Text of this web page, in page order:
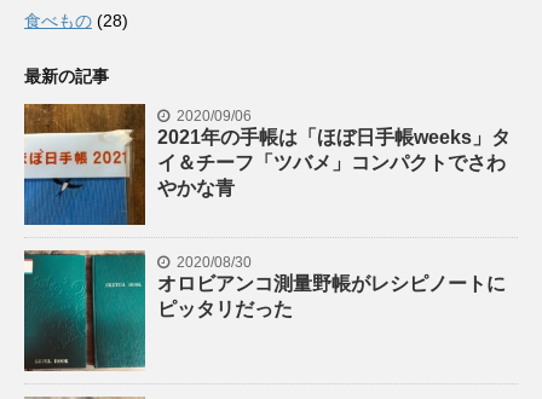
食べもの (28)
最新の記事
2020/09/06
2021年の手帳は「ほぼ日手帳weeks」タ
イ＆チーフ「ツバメ」コンパクトでさわ
やかな青
2020/08/30
オロビアンコ測量野帳がレシピノートに
ピッタリだった